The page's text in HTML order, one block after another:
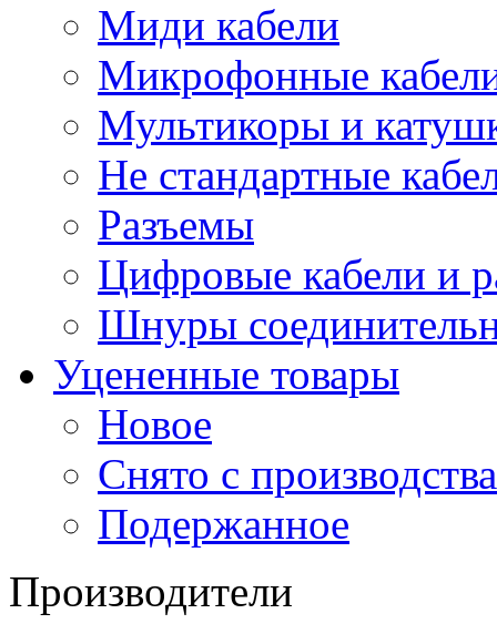
Миди кабели
Микрофонные
Мультикоры и
Не стандартные
Разъемы
Цифровые кабели и
Шнуры
Уцененные товары
Новое
Снято с производства
Подержанное
Производители